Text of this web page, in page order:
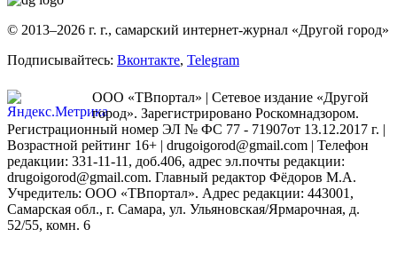
© 2013–2026 г. г., самарский интернет-журнал «Другой город»
Подписывайтесь: Вконтакте, Telegram
ООО «ТВпортал» | Сетевое издание «Другой
город». Зарегистрировано Роскомнадзором.
Регистрационный номер ЭЛ № ФС 77 - 71907от 13.12.2017 г. |
Возрастной рейтинг 16+ | drugoigorod@gmail.com | Телефон
редакции: 331-11-11, доб.406, адрес эл.почты редакции:
drugoigorod@gmail.com. Главный редактор Фёдоров М.А.
Учредитель: ООО «ТВпортал». Адрес редакции: 443001,
Самарская обл., г. Самара, ул. Ульяновская/Ярмарочная, д.
52/55, комн. 6